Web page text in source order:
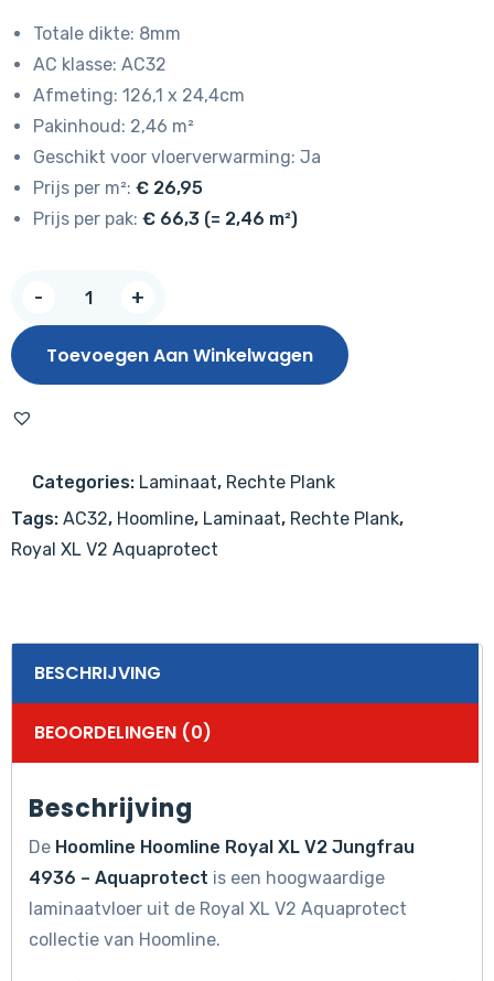
Totale dikte: 8mm
AC klasse: AC32
Afmeting: 126,1 x 24,4cm
Pakinhoud: 2,46 m²
Geschikt voor vloerverwarming: Ja
Prijs per m²: € 26,95
Prijs per pak: € 66,3 (= 2,46 m²)
-
XL
V2
Jungfrau
aantal
+
Toevoegen Aan Winkelwagen
Categories: Laminaat, Rechte Plank
Tags: AC32, Hoomline, Laminaat, Rechte Plank,
Royal XL V2 Aquaprotect
BESCHRIJVING
BEOORDELINGEN (0)
Beschrijving
De Hoomline Hoomline Royal XL V2 Jungfrau
4936 – Aquaprotect is een hoogwaardige
laminaatvloer uit de Royal XL V2 Aquaprotect
collectie van Hoomline.